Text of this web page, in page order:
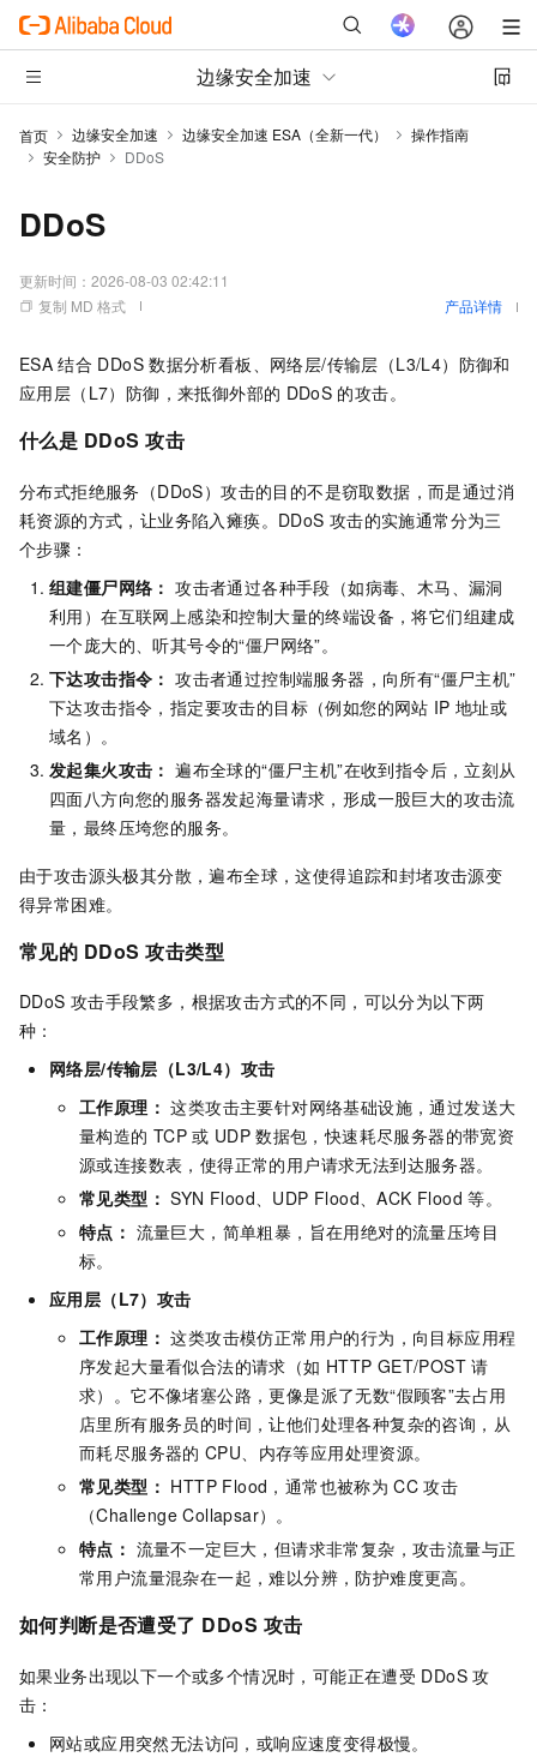
边缘安全加速
首页 边缘安全加速 边缘安全加速 ESA（全新一代）
操作指南
安全防护
DDoS
DDoS
更新时间： 2026-08-03 02:42:11
复制 MD 格式
产品详情
ESA 结合 DDoS 数据分析看板、网络层/传输层（L3/L4）防御和
应用层（L7）防御，来抵御外部的 DDoS 的攻击。
什么是 DDoS 攻击
分布式拒绝服务（DDoS）攻击的目的不是窃取数据，而是通过消
耗资源的方式，让业务陷入瘫痪。DDoS 攻击的实施通常分为三
个步骤：
组建僵尸网络： 攻击者通过各种手段（如病毒、木马、漏洞
利用）在互联网上感染和控制大量的终端设备，将它们组建成
一个庞大的、听其号令的“僵尸网络”。
下达攻击指令： 攻击者通过控制端服务器，向所有“僵尸主机”
下达攻击指令，指定要攻击的目标（例如您的网站 IP 地址或
域名）。
发起集火攻击： 遍布全球的“僵尸主机”在收到指令后，立刻从
四面八方向您的服务器发起海量请求，形成一股巨大的攻击流
量，最终压垮您的服务。
由于攻击源头极其分散，遍布全球，这使得追踪和封堵攻击源变
得异常困难。
常见的 DDoS 攻击类型
DDoS 攻击手段繁多，根据攻击方式的不同，可以分为以下两
种：
网络层/传输层（L3/L4）攻击
工作原理： 这类攻击主要针对网络基础设施，通过发送大
量构造的 TCP 或 UDP 数据包，快速耗尽服务器的带宽资
源或连接数表，使得正常的用户请求无法到达服务器。
常见类型： SYN Flood、UDP Flood、ACK Flood 等。
特点： 流量巨大，简单粗暴，旨在用绝对的流量压垮目
标。
应用层（L7）攻击
工作原理： 这类攻击模仿正常用户的行为，向目标应用程
序发起大量看似合法的请求（如 HTTP GET/POST 请
求）。它不像堵塞公路，更像是派了无数“假顾客”去占用
店里所有服务员的时间，让他们处理各种复杂的咨询，从
而耗尽服务器的 CPU、内存等应用处理资源。
常见类型： HTTP Flood，通常也被称为 CC 攻击
（Challenge Collapsar）。
特点： 流量不一定巨大，但请求非常复杂，攻击流量与正
常用户流量混杂在一起，难以分辨，防护难度更高。
如何判断是否遭受了 DDoS 攻击
如果业务出现以下一个或多个情况时，可能正在遭受 DDoS 攻
击：
网站或应用突然无法访问，或响应速度变得极慢。